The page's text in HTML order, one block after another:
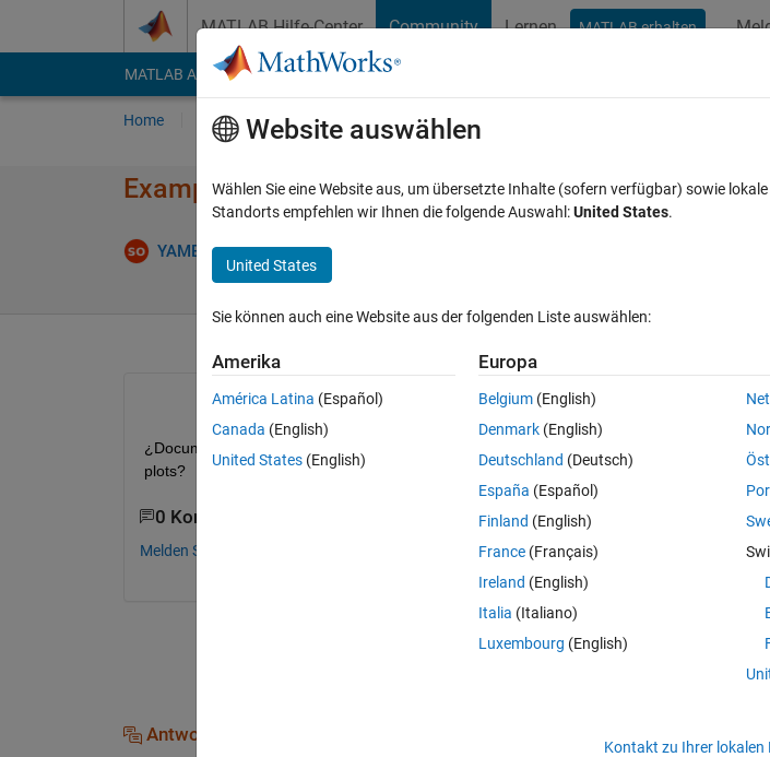
MATLAB Hilfe-Center Community Lernen MATLAB erhalten
MATLAB Answers File Exchange Cody
Home Fragen Antworten Durchsuchen
Example DC circuit parallel current source resistor
YAMELT STIVEN 26 Feb. 2026
¿Documentation simscape electrical RLC circuit DC current source, transfer function
plots?
0 Kommentare
Melden Sie sich an, um zu kommentieren.
Melden
Antworten (1)
Website auswählen
Wählen Sie eine Website aus, um übersetzte Inhalte (sofern verfügbar) sowie
Standorts empfehlen wir Ihnen die folgende Auswahl:United States.
United States
Sie können auch eine Website aus der folgenden Liste auswählen:
Amerika
América Latina (Español)
Canada (English)
United States (English)
Europa
Belgium (English)
Denmark (English)
Deutschland (Deutsch)
España (Español)
Finland (English)
France (Français)
Ireland (English)
Italia (Italiano)
Luxembourg (English)
Kontakt zu Ihrer lokalen